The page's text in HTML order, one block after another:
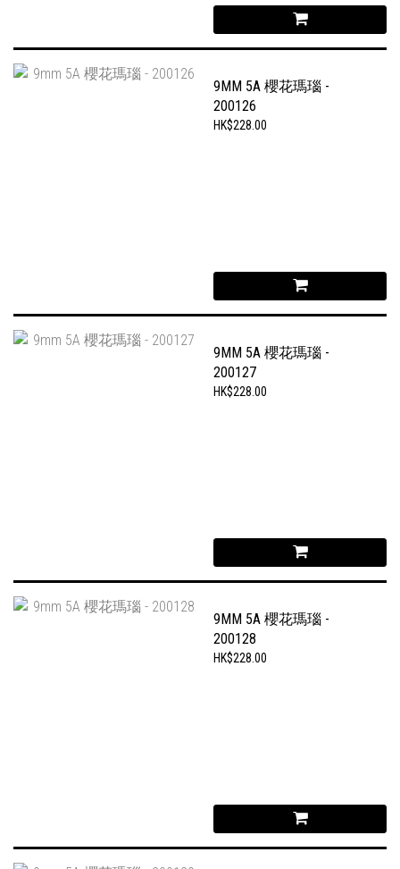
9MM 5A 櫻花瑪瑙 -
200126
HK$228.00
9MM 5A 櫻花瑪瑙 -
200127
HK$228.00
9MM 5A 櫻花瑪瑙 -
200128
HK$228.00